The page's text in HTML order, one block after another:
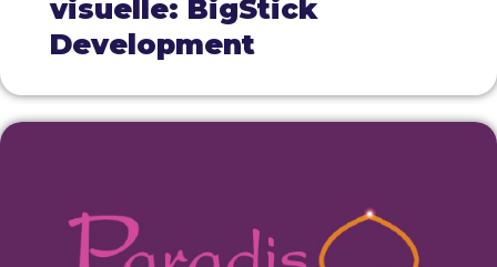
visuelle: BigStick
Development